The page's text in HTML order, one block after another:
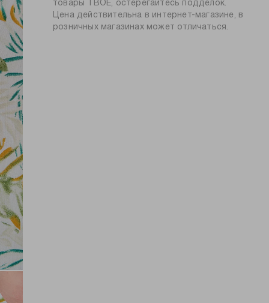
с узнаваемым летним шармом.
силуэт:
прямой
узор:
цветочный
длина:
глажение при 150ºС
химчистка запрещена
товары ТВОЕ, остерегайтесь подделок.
Цена действительна в интернет-магазине, в
розничных магазинах может отличаться.